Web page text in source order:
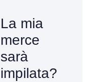
La mia
merce
sarà
impilata?